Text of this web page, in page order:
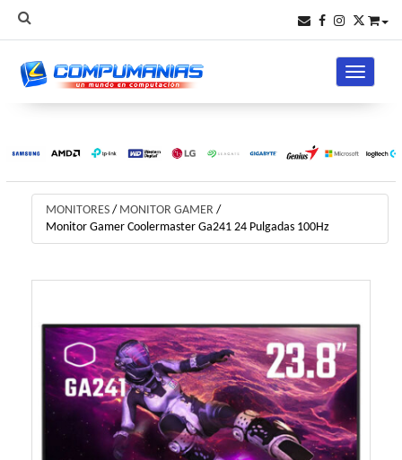
Toggle
MONITORES / MONITOR GAMER /
Monitor Gamer Coolermaster Ga241 24 Pulgadas 100Hz